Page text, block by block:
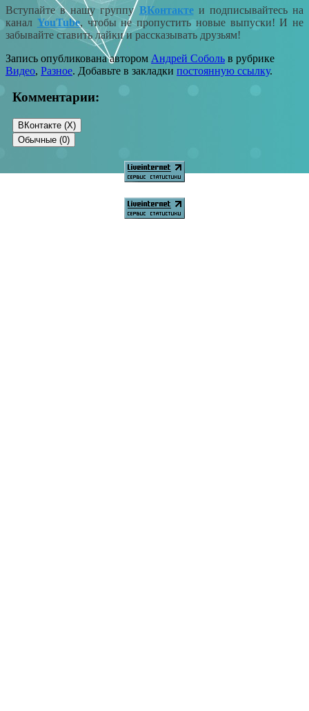
Вступайте в нашу группу ВКонтактеи подписывайтесь на
канал YouTube, чтобы не пропустить новые выпуски! И не
забывайте ставить лайки и рассказывать друзьям!
Запись опубликована автором Андрей Соболь в рубрике
Видео, Разное. Добавьте в закладки постоянную ссылку.
Комментарии:
ВКонтакте (X)
Обычные (0)
Добавить комментарий
Ваш адрес email не будет опубликован.